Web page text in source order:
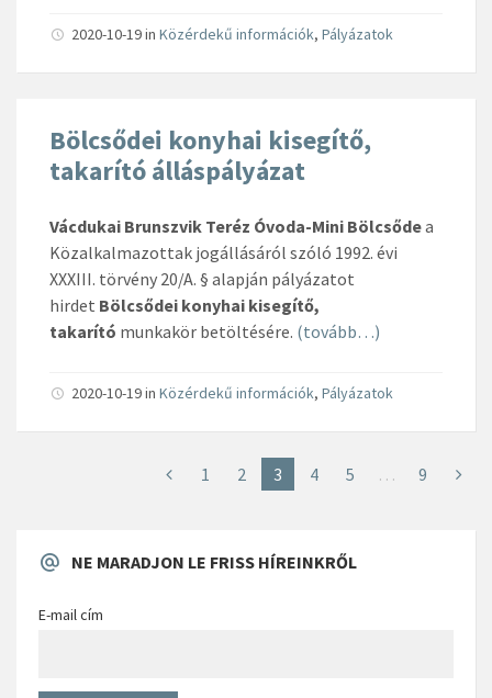
2020-10-19in Közérdekű információk, Pályázatok
Bölcsődei konyhai kisegítő,
takarító álláspályázat
Vácdukai Brunszvik Teréz Óvoda-Mini Bölcsődea
Közalkalmazottak jogállásáról szóló 1992. évi
XXXIII. törvény 20/A. § alapján pályázatot
hirdet Bölcsődei konyhai kisegítő,
takarító munkakör betöltésére. (tovább…)
2020-10-19in Közérdekű információk, Pályázatok
1 2 3 4 5 … 9
NE MARADJON LE FRISS HÍREINKRŐL
E-mail cím